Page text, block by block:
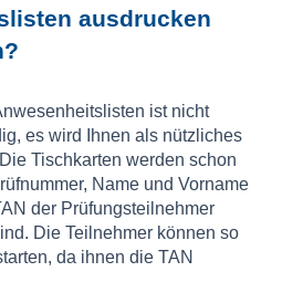
ausdrucken
ist nicht
es wird Ihnen als nützliches
Tischkarten werden schon
Name und Vorname
der Prüfungsteilnehmer
Die Teilnehmer können so
da ihnen die TAN